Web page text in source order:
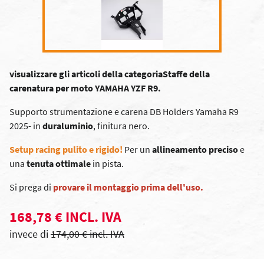
visualizzare gli articoli della categoriaStaffe della
carenatura per moto YAMAHA YZF R9.
Supporto strumentazione e carena DB Holders Yamaha R9
2025- in duraluminio, finitura nero.
Setup racing pulito e rigido! Per un allineamento precisoe
una tenuta ottimale in pista.
Si prega di provare il montaggio prima dell'uso.
168,78 € INCL. IVA
invece di174,00 € incl. IVA